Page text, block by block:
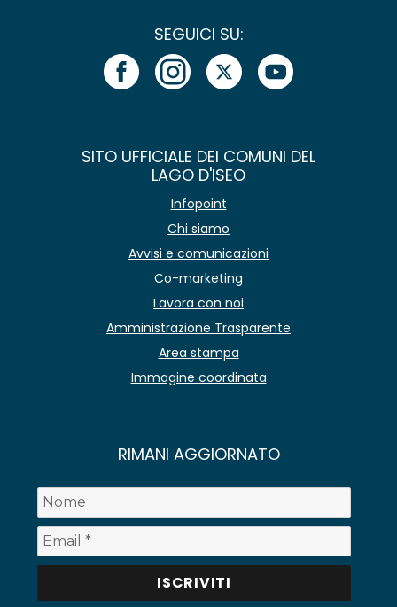
SEGUICI SU:
SITO UFFICIALE DEI COMUNI DEL
LAGO D'ISEO
Infopoint
Chi siamo
Avvisi e comunicazioni
Co-marketing
Lavora con noi
Amministrazione Trasparente
Area stampa
Immagine coordinata
RIMANI AGGIORNATO